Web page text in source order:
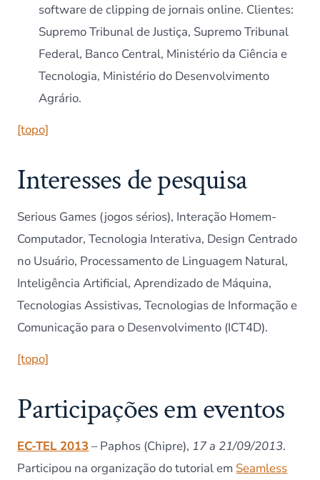
software de clipping de jornais online. Clientes:
Supremo Tribunal de Justiça, Supremo Tribunal
Federal, Banco Central, Ministério da Ciência e
Tecnologia, Ministério do Desenvolvimento
Agrário.
[topo]
Interesses de pesquisa
Serious Games (jogos sérios), Interação Homem-
Computador, Tecnologia Interativa, Design Centrado
no Usuário, Processamento de Linguagem Natural,
Inteligência Artificial, Aprendizado de Máquina,
Tecnologias Assistivas, Tecnologias de Informação e
Comunicação para o Desenvolvimento (ICT4D).
[topo]
Participações em eventos
EC-TEL 2013 – Paphos (Chipre), 17 a 21/09/2013.
Participou na organização do tutorial em Seamless